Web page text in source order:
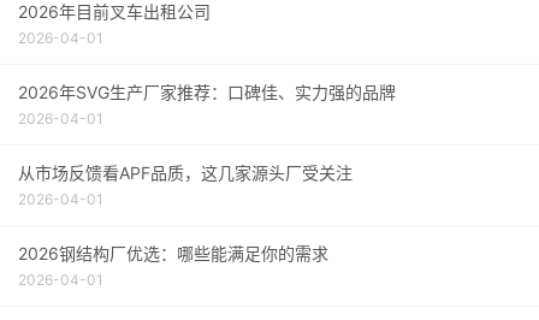
2026年目前叉车出租公司
2026-04-01
2026年SVG生产厂家推荐：口碑佳、实力强的品牌
2026-04-01
从市场反馈看APF品质，这几家源头厂受关注
2026-04-01
2026钢结构厂优选：哪些能满足你的需求
2026-04-01